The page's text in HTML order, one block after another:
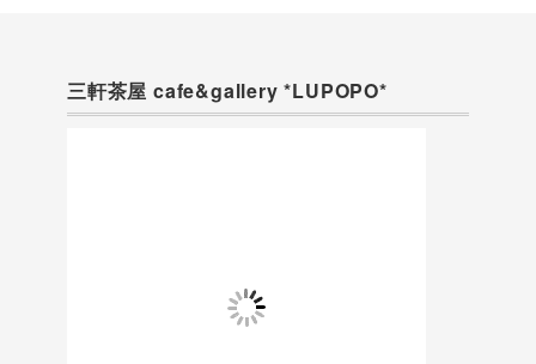
三軒茶屋 cafe&gallery *LUPOPO*